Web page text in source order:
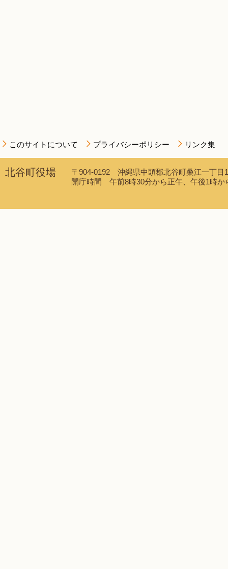
このサイトについて プライバシーポリシー リンク集
北谷町役場
〒904-0192 沖縄県中頭郡北谷町桑江一丁
開庁時間 午前8時30分から正午、午後1時か